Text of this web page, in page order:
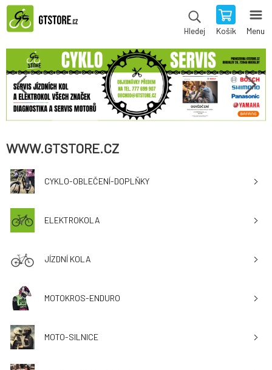
Hledej Košík Menu
WWW.GTSTORE.CZ
CYKLO-OBLEČENÍ-DOPLŇKY
ELEKTROKOLA
JÍZDNÍ KOLA
MOTOKROS-ENDURO
MOTO-SILNICE